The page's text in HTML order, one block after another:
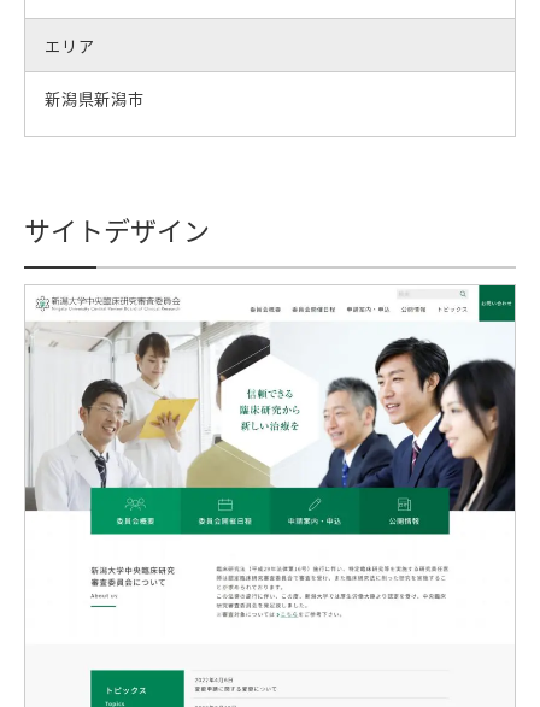
エリア
新潟県新潟市
サイトデザイン